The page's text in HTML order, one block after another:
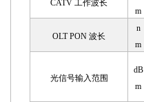
CATV 工作波长
m
OLT PON 波长
n
m
光信号输入范围
dB
m